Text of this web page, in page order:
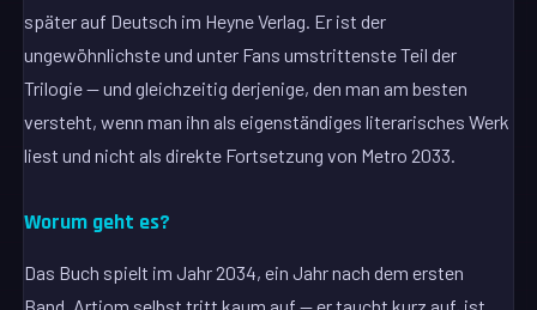
später auf Deutsch im Heyne Verlag. Er ist der
ungewöhnlichste und unter Fans umstrittenste Teil der
Trilogie — und gleichzeitig derjenige, den man am besten
versteht, wenn man ihn als eigenständiges literarisches Werk
liest und nicht als direkte Fortsetzung von Metro 2033.
Worum geht es?
Das Buch spielt im Jahr 2034, ein Jahr nach dem ersten
Band. Artjom selbst tritt kaum auf — er taucht kurz auf, ist